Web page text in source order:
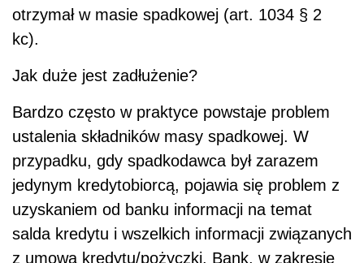
otrzymał w masie spadkowej (art. 1034 § 2
kc).
Jak duże jest zadłużenie?
Bardzo często w praktyce powstaje problem
ustalenia składników masy spadkowej. W
przypadku, gdy spadkodawca był zarazem
jedynym kredytobiorcą, pojawia się problem z
uzyskaniem od banku informacji na temat
salda kredytu i wszelkich informacji związanych
z umową kredytu/pożyczki. Bank, w zakresie